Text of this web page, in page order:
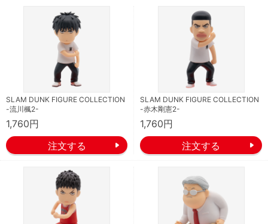
SLAM DUNK FIGURE COLLECTION
-流川楓2-
1,760円
SLAM DUNK FIGURE COLLECTION
-赤木剛憲2-
1,760円